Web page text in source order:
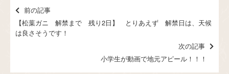
前の記事
【松葉ガニ 解禁まで 残り2日】 とりあえず 解禁日は、天候
は良さそうです！
次の記事
小学生が動画で地元アピール！！！